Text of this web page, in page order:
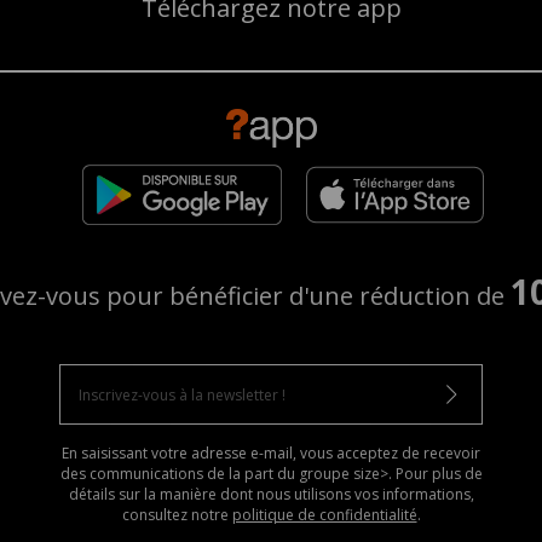
Téléchargez notre app
vous pour bénéficier d'une réduction de
En saisissant votre adresse e-mail, vous acceptez de recevoir
des communications de la part du groupe size>. Pour plus de
détails sur la manière dont nous utilisons vos informations,
consultez notre politique de confidentialité.